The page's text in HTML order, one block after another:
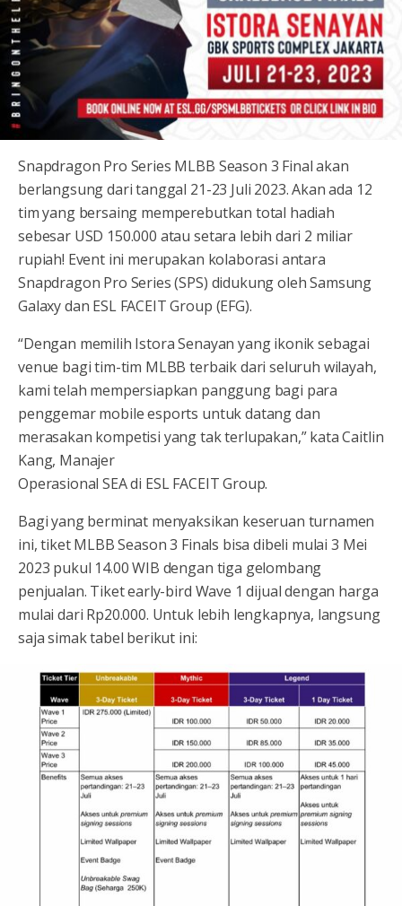
Snapdragon Pro Series MLBB Season 3 Final akan
berlangsung dari tanggal 21-23 Juli 2023. Akan ada 12
tim yang bersaing memperebutkan total hadiah
sebesar USD 150.000 atau setara lebih dari 2 miliar
rupiah! Event ini merupakan kolaborasi antara
Snapdragon Pro Series (SPS) didukung oleh Samsung
Galaxy dan ESL FACEIT Group (EFG).
“Dengan memilih Istora Senayan yang ikonik sebagai
venue bagi tim-tim MLBB terbaik dari seluruh wilayah,
kami telah mempersiapkan panggung bagi para
penggemar mobile esports untuk datang dan
merasakan kompetisi yang tak terlupakan,” kata Caitlin
Kang, Manajer
Operasional SEA di ESL FACEIT Group.
Bagi yang berminat menyaksikan keseruan turnamen
ini, tiket MLBB Season 3 Finals bisa dibeli mulai 3 Mei
2023 pukul 14.00 WIB dengan tiga gelombang
penjualan. Tiket early-bird Wave 1 dijual dengan harga
mulai dari Rp20.000. Untuk lebih lengkapnya, langsung
saja simak tabel berikut ini: